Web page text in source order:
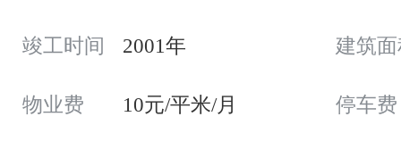
竣工时间 2001年 建筑
物业费 10元/平米/月 停车费